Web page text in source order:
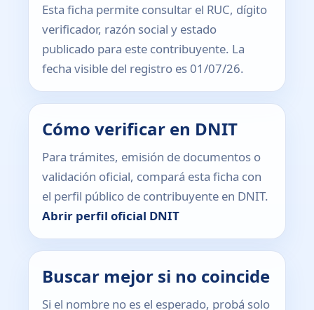
Esta ficha permite consultar el RUC, dígito
verificador, razón social y estado
publicado para este contribuyente. La
fecha visible del registro es 01/07/26.
Cómo verificar en DNIT
Para trámites, emisión de documentos o
validación oficial, compará esta ficha con
el perfil público de contribuyente en DNIT.
Abrir perfil oficial DNIT
Buscar mejor si no coincide
Si el nombre no es el esperado, probá solo